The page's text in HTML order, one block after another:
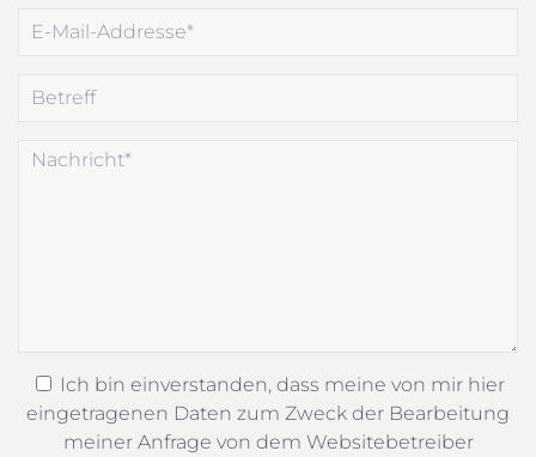
Ich bin einverstanden, dass meine von mir hier
eingetragenen Daten zum Zweck der Bearbeitung
meiner Anfrage von dem Websitebetreiber